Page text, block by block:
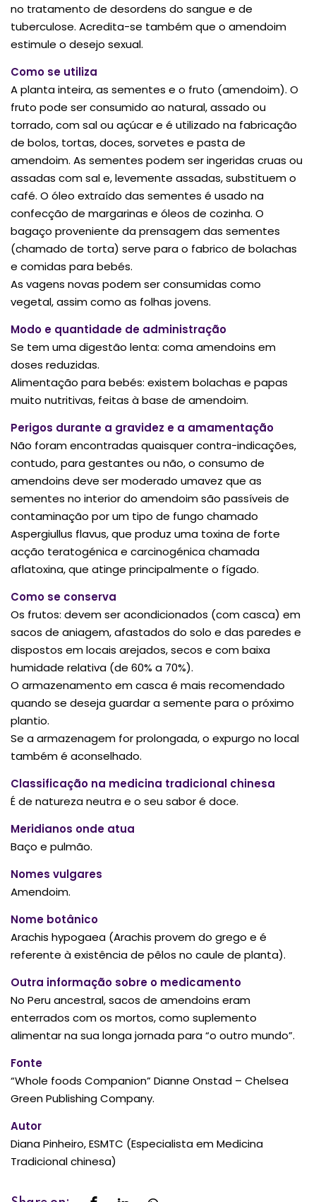
no tratamento de desordens do sangue e de
tuberculose. Acredita-se também que o amendoim
estimule o desejo sexual.
Como se utiliza
A planta inteira, as sementes e o fruto (amendoim). O
fruto pode ser consumido ao natural, assado ou
torrado, com sal ou açúcar e é utilizado na fabricação
de bolos, tortas, doces, sorvetes e pasta de
amendoim. As sementes podem ser ingeridas cruas ou
assadas com sal e, levemente assadas, substituem o
café. O óleo extraído das sementes é usado na
confecção de margarinas e óleos de cozinha. O
bagaço proveniente da prensagem das sementes
(chamado de torta) serve para o fabrico de bolachas
e comidas para bebés.
As vagens novas podem ser consumidas como
vegetal, assim como as folhas jovens.
Modo e quantidade de administração
Se tem uma digestão lenta: coma amendoins em
doses reduzidas.
Alimentação para bebés: existem bolachas e papas
muito nutritivas, feitas à base de amendoim.
Perigos durante a gravidez e a amamentação
Não foram encontradas quaisquer contra-indicações,
contudo, para gestantes ou não, o consumo de
amendoins deve ser moderado umavez que as
sementes no interior do amendoim são passíveis de
contaminação por um tipo de fungo chamado
Aspergiullus flavus, que produz uma toxina de forte
acção teratogénica e carcinogénica chamada
aflatoxina, que atinge principalmente o fígado.
Como se conserva
Os frutos: devem ser acondicionados (com casca) em
sacos de aniagem, afastados do solo e das paredes e
dispostos em locais arejados, secos e com baixa
humidade relativa (de 60% a 70%).
O armazenamento em casca é mais recomendado
quando se deseja guardar a semente para o próximo
plantio.
Se a armazenagem for prolongada, o expurgo no local
também é aconselhado.
Classificação na medicina tradicional chinesa
É de natureza neutra e o seu sabor é doce.
Meridianos onde atua
Baço e pulmão.
Nomes vulgares
Amendoim.
Nome botânico
Arachis hypogaea (Arachis provem do grego e é
referente à existência de pêlos no caule de planta).
Outra informação sobre o medicamento
No Peru ancestral, sacos de amendoins eram
enterrados com os mortos, como suplemento
alimentar na sua longa jornada para “o outro mundo”.
Fonte
“Whole foods Companion” Dianne Onstad – Chelsea
Green Publishing Company.
Autor
Diana Pinheiro, ESMTC (Especialista em Medicina
Tradicional chinesa)